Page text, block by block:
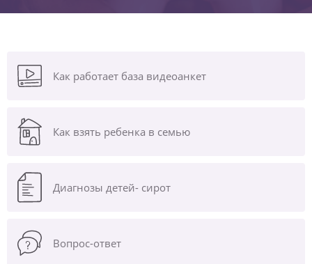
Как работает база видеоанкет
Как взять ребенка в семью
Диагнозы детей- сирот
Вопрос-ответ